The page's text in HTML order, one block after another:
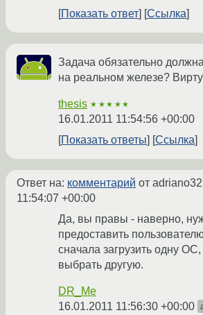
Показать ответ Ссылка
Задача обязательно
на реальном железе?
thesis ★★★★★
16.01.2011 11:54:56 +00:00
Показать ответы
Ссылка
Ответ на: комментарий от adriano32
11:54:07 +00:00
Да, вы правы - наверно,
предоставить
сначала загрузить одну
выбрать другую.
DR_Me
16.01.2011 11:56:30 +00:00